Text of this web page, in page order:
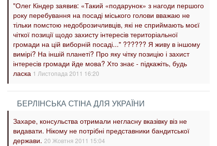
"Олег Кіндер заявив: «Такий «подарунок» з нагоди першого
року перебування на посаді міського голови вважаю не
тільки помстою недоброзичливців, які не сприймають моєї
чіткої позиції щодо захисту інтересів територіальної
громади на цій виборній посаді..." ?????? Я живу в іншому
вимірі? На іншій планеті? Про яку чітку позицію і захист
інтересів громади йде мова? Хто знає - підкажіть, будь
ласка 1 Листопада 2011 16:20
БЕРЛІНСЬКА СТІНА ДЛЯ УКРАЇНИ
Захаре, консульства отримали негласну вказівку віз не
видавати. Нікому не потрібні представники бандитської
держави. 20 Жовтня 2011 15:04